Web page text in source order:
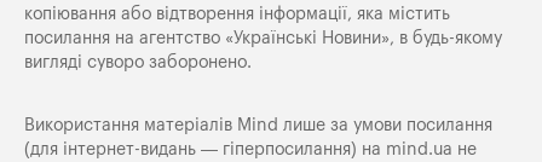
копіювання або відтворення інформації, яка містить
посилання на агентство «Українські Новини», в будь-якому
вигляді суворо заборонено.
Використання матеріалів Mind лише за умови посилання
(для інтернет-видань — гіперпосилання) на mind.ua не